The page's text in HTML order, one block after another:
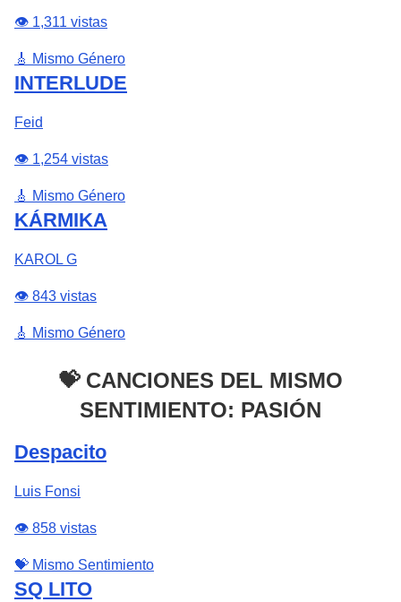
👁️ 1,311 vistas
🎸 Mismo Género
INTERLUDE
Feid
👁️ 1,254 vistas
🎸 Mismo Género
KÁRMIKA
KAROL G
👁️ 843 vistas
🎸 Mismo Género
💝 CANCIONES DEL MISMO
SENTIMIENTO: PASIÓN
Despacito
Luis Fonsi
👁️ 858 vistas
💝 Mismo Sentimiento
SQ LITO